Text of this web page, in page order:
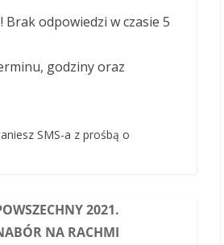
Brak odpowiedzi w czasie 5
godziny oraz
SMS-a z prośbą o
2021.
NA RACHMI